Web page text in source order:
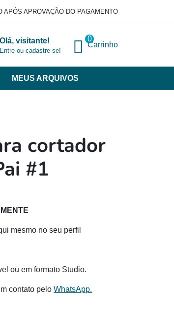
APÓS APROVAÇÃO DO PAGAMENTO
Olá, visitante!
Entre ou cadastre-se!
0
Carrinho
MEUS ARQUIVOS
cortador
#1
mesmo no seu perfil
ou em formato Studio.
contato peloWhatsApp.